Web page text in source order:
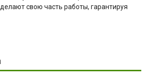
свою часть работы, гарантируя